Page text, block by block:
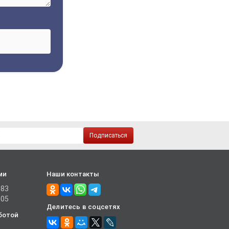
Подписаться
Наши контакты
Делитесь в соцсетях